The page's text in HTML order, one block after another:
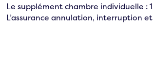
Le supplément chambre individuelle :
L’assurance annulation, interruption